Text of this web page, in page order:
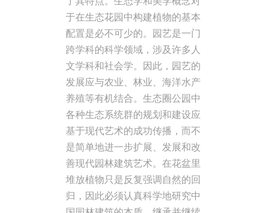
于在生态花园中构建植物的基本
配置是必不可少的。园艺是一门
跨学科的科学领域，涉及许多人
文学科和社会学。因此，园艺的
发展应与农业、林业、海洋水产
养殖等有机结合。生态圈公园中
各种生态系统群的规划和建设应
基于现代艺术的成功传播，而不
是简单地进一步扩展、发展和改
善现代园林建筑艺术。在花盆里
堆放植物只是反复强调自然的回
归，因此必须认真科学地研究中